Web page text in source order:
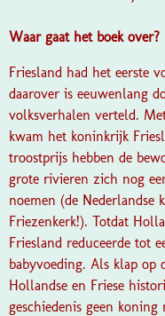
Waar gaat het boek over?
Friesland had het eerste
daarover is eeuwenlang
volksverhalen verteld.
kwam het koninkrijk
troostprijs hebben de
grote rivieren zich nog
noemen (de Nederlandse
Friezenkerk!). Totdat
Friesland reduceerde tot
babyvoeding. Als klap op
Hollandse en Friese
geschiedenis geen